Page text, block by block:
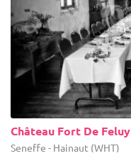
Château Fort De Feluy
Seneffe - Hainaut (WHT)